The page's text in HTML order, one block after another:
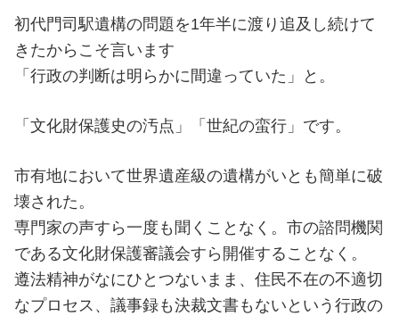
初代門司駅遺構の問題を1年半に渡り追及し続けて
きたからこそ言います
「行政の判断は明らかに間違っていた」と。
「文化財保護史の汚点」「世紀の蛮行」です。
市有地において世界遺産級の遺構がいとも簡単に破
壊された。
専門家の声すら一度も聞くことなく。市の諮問機関
である文化財保護審議会すら開催することなく。
遵法精神がなにひとつないまま、住民不在の不適切
なプロセス、議事録も決裁文書もないという行政の